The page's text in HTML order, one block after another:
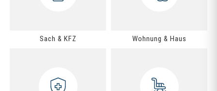
Sach & KFZ Wohnung & Haus